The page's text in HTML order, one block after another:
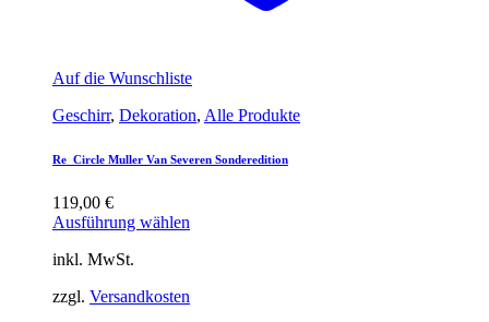
Auf die Wunschliste
Geschirr, Dekoration, Alle Produkte
Re_Circle Muller Van Severen Sonderedition
119,00 €
Ausführung wählen
inkl. MwSt.
zzgl. Versandkosten